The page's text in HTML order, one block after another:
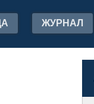
ЖУРНАЛ